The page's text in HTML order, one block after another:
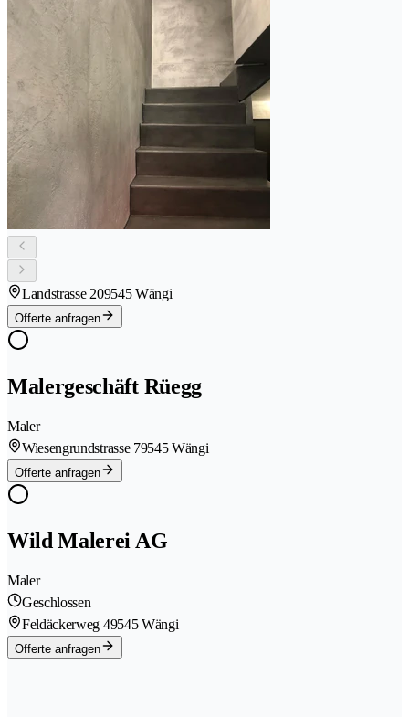
Landstrasse 209545 Wängi
Offerte anfragen
Malergeschäft Rüegg
Maler
Wiesengrundstrasse 79545 Wängi
Offerte anfragen
Wild Malerei AG
Maler
Geschlossen
Feldäckerweg 49545 Wängi
Offerte anfragen